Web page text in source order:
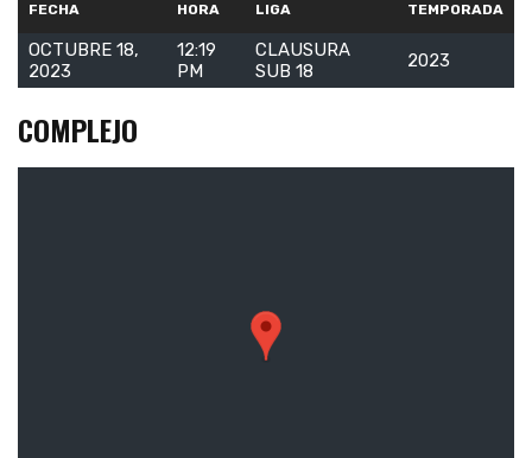
FECHA HORA LIGA TEMPORADA
OCTUBRE 18,
2023
12:19
PM
CLAUSURA
SUB 18
2023
COMPLEJO